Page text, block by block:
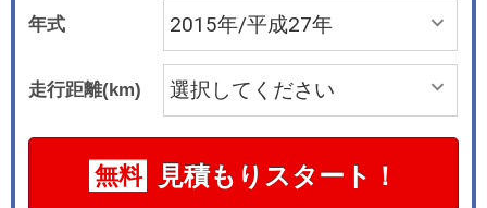
スト(ダウンサイジング直噴ターボ仕様)で、74kW/
170N・mのパワー＆トルクを発生し、デュアルク
ラッチの6速パワーシフトと組み合わされてい
る。シフトレバーの先端にあるボタンで変速操作
するサムシフトを採用した。駆動方式はFFのみで
4WDの設定はなく、燃費は17.7km/Lを達成してい
る。 ステアリングは緻密な制御が可能な電動式の
年式
走行距離(km)
無料 見積もりスタート！